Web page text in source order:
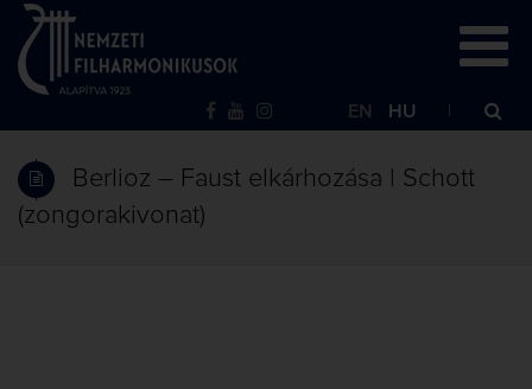
EN HU
Berlioz – Faust elkárhozása | Schott
(zongorakivonat)